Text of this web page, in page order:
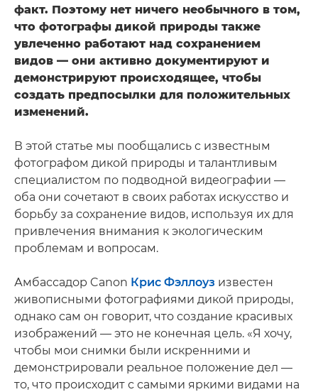
факт. Поэтому нет ничего необычного в том,
что фотографы дикой природы также
увлеченно работают над сохранением
видов — они активно документируют и
демонстрируют происходящее, чтобы
создать предпосылки для положительных
изменений.
В этой статье мы пообщались с известным
фотографом дикой природы и талантливым
специалистом по подводной видеографии —
оба они сочетают в своих работах искусство и
борьбу за сохранение видов, используя их для
привлечения внимания к экологическим
проблемам и вопросам.
Амбассадор Canon Крис Фэллоуз известен
живописными фотографиями дикой природы,
однако сам он говорит, что создание красивых
изображений — это не конечная цель. «Я хочу,
чтобы мои снимки были искренними и
демонстрировали реальное положение дел —
то, что происходит с самыми яркими видами на